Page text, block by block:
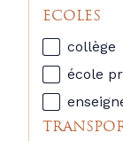
ECOLES
collège
école